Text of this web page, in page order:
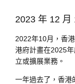
2023 年 12 月
2022年10月，香
港府計畫在2025
立或擴展業務。
一年過去了，香港